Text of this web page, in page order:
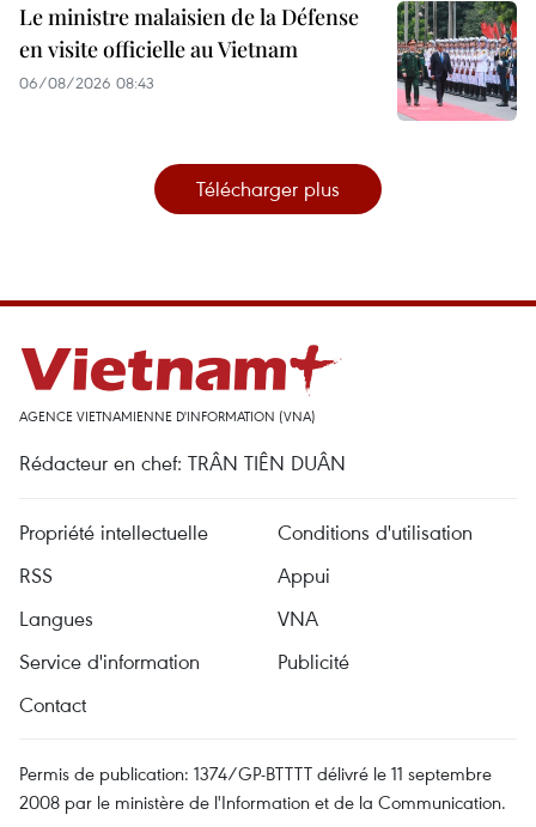
Le ministre malaisien de la Défense
en visite officielle au Vietnam
06/08/2026 08:43
Télécharger plus
AGENCE VIETNAMIENNE D'INFORMATION (VNA)
Rédacteur en chef: TRÂN TIÊN DUÂN
Propriété intellectuelle
Conditions d'utilisation
RSS
Appui
Langues
VNA
Service d'information
Publicité
Contact
Permis de publication: 1374/GP-BTTTT délivré le 11 septembre
2008 par le ministère de l'Information et de la Communication.